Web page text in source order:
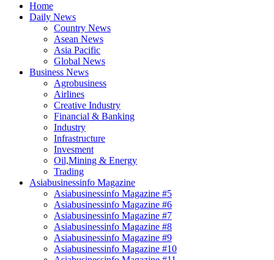
Home
Daily News
Country News
Asean News
Asia Pacific
Global News
Business News
Agrobusiness
Airlines
Creative Industry
Financial & Banking
Industry
Infrastructure
Invesment
Oil,Mining & Energy
Trading
Asiabusinessinfo Magazine
Asiabusinessinfo Magazine #5
Asiabusinessinfo Magazine #6
Asiabusinessinfo Magazine #7
Asiabusinessinfo Magazine #8
Asiabusinessinfo Magazine #9
Asiabusinessinfo Magazine #10